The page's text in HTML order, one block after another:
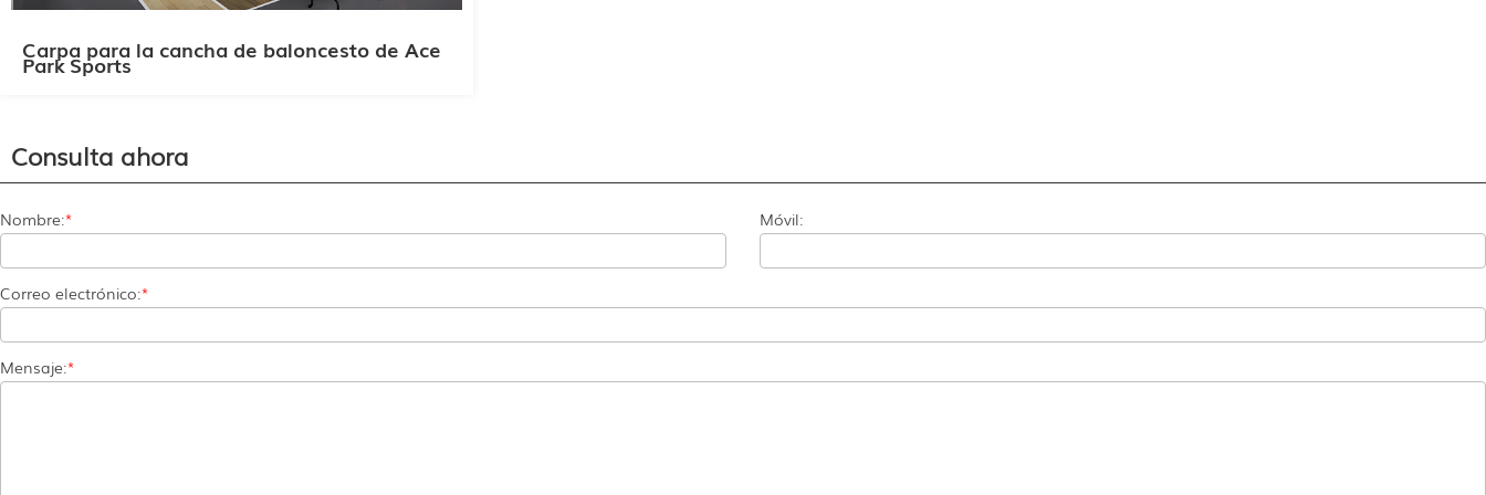
Carpa para la cancha de baloncesto de Ace
Park Sports
Consulta ahora
Nombre:* Móvil:
Correo electrónico:*
Mensaje:*